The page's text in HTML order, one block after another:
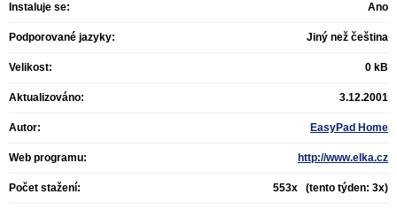
Instaluje se: Ano
Podporované jazyky: Jiný než čeština
Velikost: 0 kB
Aktualizováno: 3.12.2001
Autor: EasyPad Home
Web programu: http://www.elka.cz
Počet stažení: 553x (tento týden: 3x)